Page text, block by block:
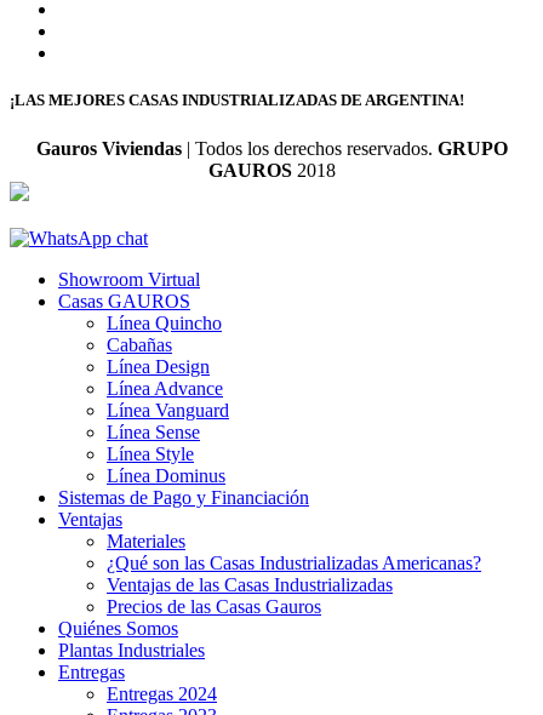
¡LAS MEJORES CASAS INDUSTRIALIZADAS DE ARGENTINA!
Gauros Viviendas| Todos los derechos reservados. GRUPO
GAUROS2018
Showroom Virtual
Casas GAUROS
Línea Quincho
Cabañas
Línea Design
Línea Advance
Línea Vanguard
Línea Sense
Línea Style
Línea Dominus
Sistemas de Pago y Financiación
Ventajas
Materiales
¿Qué son las Casas Industrializadas Americanas?
Ventajas de las Casas Industrializadas
Precios de las Casas Gauros
Quiénes Somos
Plantas Industriales
Entregas
Entregas 2024